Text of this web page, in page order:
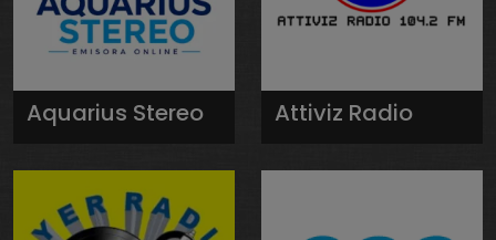
Aquarius Stereo Attiviz Radio